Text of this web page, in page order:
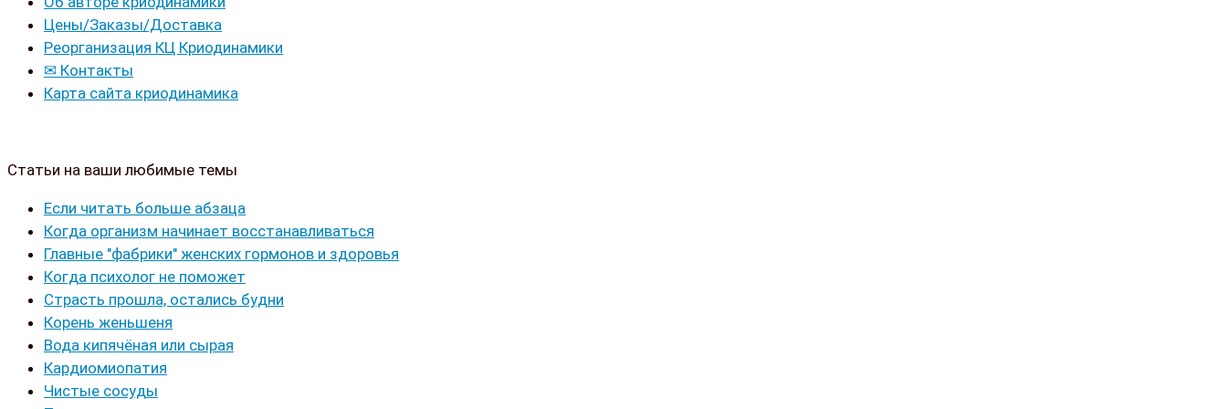
Цены/Заказы/Доставка
Реорганизация КЦ Криодинамики
✉ Контакты
Карта сайта криодинамика
Статьи на ваши любимые темы
Если читать больше абзаца
Когда организм начинает восстанавливаться
Главные "фабрики" женских гормонов и здоровья
Когда психолог не поможет
Страсть прошла, остались будни
Корень женьшеня
Вода кипячёная или сырая
Кардиомиопатия
Чистые сосуды